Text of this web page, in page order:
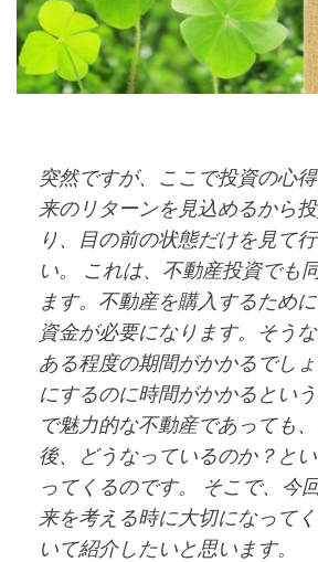
突然ですが、ここで投資の心
来のリターンを見込めるから
り、目の前の状態だけを見て
い。 これは、不動産投資でも
ます。不動産を購入するため
資金が必要になります。そう
ある程度の期間がかかるでし
にするのに時間がかかるとい
で魅力的な不動産であっても
後、どうなっているのか？と
ってくるのです。 そこで、今
来を考える時に大切になって
いて紹介したいと思います。